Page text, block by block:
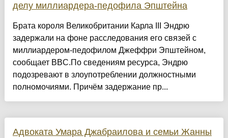
делу миллиардера-педофила Эпштейна
Брата короля Великобритании Карла III Эндрю
задержали на фоне расследования его связей с
миллиардером-педофилом Джеффри Эпштейном,
сообщает BBC.По сведениям ресурса, Эндрю
подозревают в злоупотреблении должностными
полномочиями. Причём задержание пр...
Адвоката Умара Джабраилова и семьи Жанны